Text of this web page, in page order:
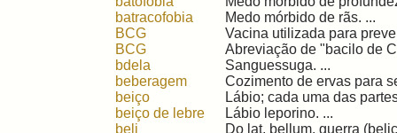
batracofobia
Medo mórbido de rãs. ...
BCG
Vacina utilizada para
BCG
Abreviação de "bacilo de
bdela
Sanguessuga. ...
beberagem
Cozimento de ervas para
beiço
Lábio; cada uma das
beiço de lebre
Lábio leporino. ...
beli
Do lat. bellum, guerra